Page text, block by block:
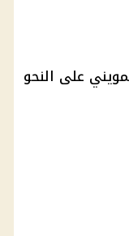
على النحو